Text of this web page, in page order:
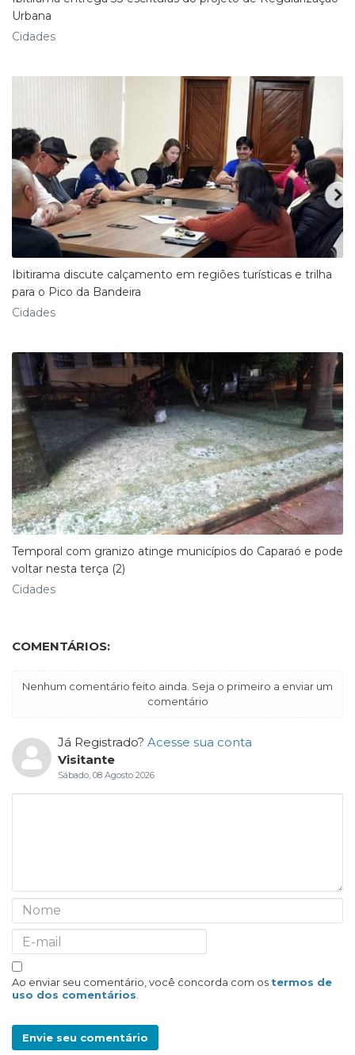
Urbana
Cidades
Ibitirama discute calçamento em regiões turísticas e trilha
para o Pico da Bandeira
Cidades
Temporal com granizo atinge municípios do Caparaó e pode
voltar nesta terça (2)
Cidades
COMENTÁRIOS:
Nenhum comentário feito ainda. Seja o primeiro a enviar um
comentário
Já Registrado? Acesse sua conta
Visitante
Sábado, 08 Agosto 2026
Ao enviar seu comentário, você concorda com os termos de
uso dos comentários
Envie seu comentário